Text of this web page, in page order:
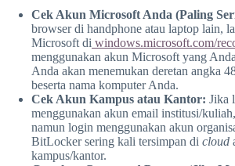
Cek Akun Microsoft Anda (Paling
browser di handphone atau laptop lain,
Microsoft di windows.microsoft.com/
menggunakan akun Microsoft yang
Anda akan menemukan deretan angka
beserta nama komputer Anda.
Cek Akun Kampus atau Kantor: Jika
menggunakan akun email institusi/
namun login menggunakan akun
BitLocker sering kali tersimpan di cloud
kampus/kantor.